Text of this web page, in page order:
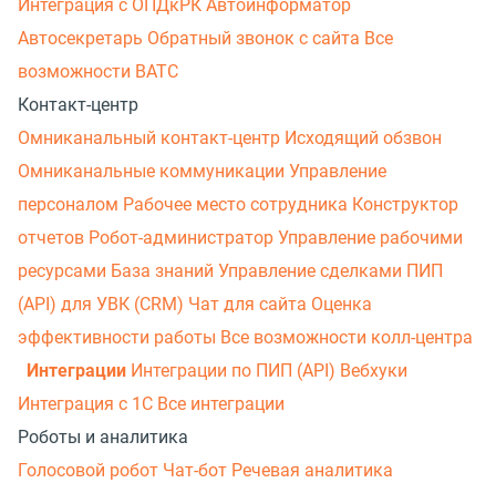
Интеграция с ОПДкРК Автоинформатор
Автосекретарь Обратный звонок с сайта Все
возможности ВАТС
Контакт-центр
Омниканальный контакт-центр Исходящий обзвон
Омниканальные коммуникации Управление
персоналом Рабочее место сотрудника Конструктор
отчетов Робот-администратор Управление рабочими
ресурсами База знаний Управление сделками ПИП
(API) для УВК (CRM) Чат для сайта Оценка
эффективности работы Все возможности колл-центра
Интеграции Интеграции по ПИП (API) Вебхуки
Интеграция с 1С Все интеграции
Роботы и аналитика
Голосовой робот Чат-бот Речевая аналитика